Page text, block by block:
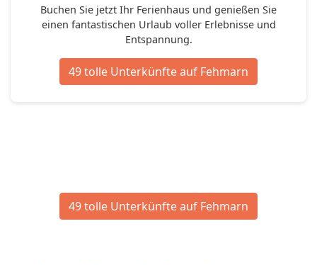
Buchen Sie jetzt Ihr Ferienhaus und genießen Sie
einen fantastischen Urlaub voller Erlebnisse und
Entspannung.
49 tolle Unterkünfte auf Fehmarn
49 tolle Unterkünfte auf Fehmarn